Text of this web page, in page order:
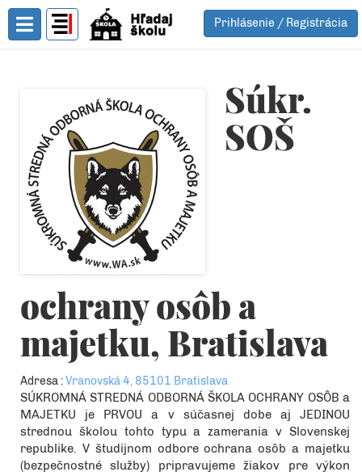
Toggle Menu
Prihlásenie / Registrácia
Súkr.
SOŠ
ochrany osôb a
majetku, Bratislava
Adresa :Vranovská 4, 85101 Bratislava
SÚKROMNÁ STREDNÁ ODBORNÁ ŠKOLA OCHRANY OSÔB a
MAJETKU je PRVOU a v súčasnej dobe aj JEDINOU
strednou školou tohto typu a zamerania v Slovenskej
republike. V študijnom odbore ochrana osôb a majetku
(bezpečnostné služby) pripravujeme žiakov pre výkon